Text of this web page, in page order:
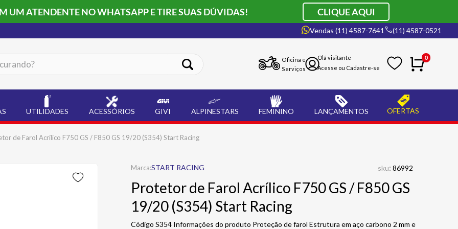
UM ATENDENTE NO WHATSAPP E TIRE SUAS DÚVIDAS! CLIQUE AQUI
Vendas (11) 4587-7641 (11) 4587-0521
Oficina e
Serviços
0
UTILIDADES ACESSÓRIOS GIVI ALPINESTARS FEMININO LANÇAMENTOS OFERTAS
de Farol Acrílico F750 GS / F850 GS 19/20 (S354) Start Racing
START RACING sku: 86992
Protetor de Farol Acrílico F750 GS / F850 GS
19/20 (S354) Start Racing
Código S354 Informações do produto Proteção de farol Estrutura em aço carbono 2 mm e